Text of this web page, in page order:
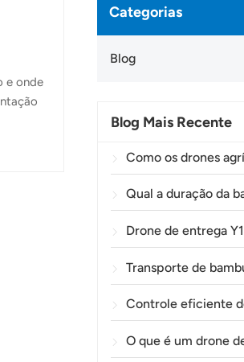
Categorias
Blog
Blog Mais Recente
Como os drones agrícolas estão ajudando os agricultores brasileiros a
Qual a duração da bateria
Drone de entrega Y160: uma maneira mais segura e eficiente de transportar
Transporte de bambu em áreas montanhosas: como a TOLXGUN Y160
Controle eficiente de ervas daninhas pré-
O que é um drone de entrega e como
e onde